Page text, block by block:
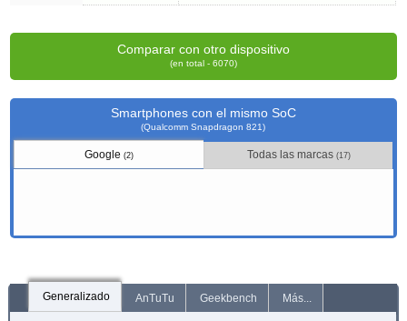
Comparar con otro dispositivo
(en total - 6070)
Smartphones con el mismo SoC
(Qualcomm Snapdragon 821)
Google(2) Todas las marcas (17)
Generalizado AnTuTu Geekbench Más...